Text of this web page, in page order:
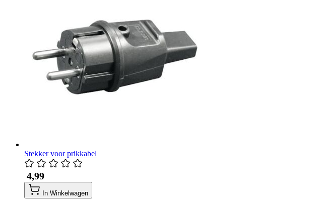
Stekker voor prikkabel
​ 4,99
In Winkelwagen